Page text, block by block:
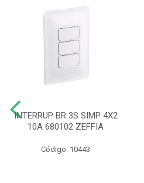
INTERRUP BR 3S SIMP 4X2
10A 680102 ZEFFIA
Código: 10443